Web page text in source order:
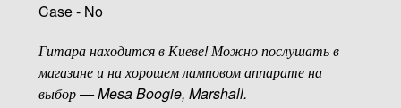
Case - No
Гитара находится в Киеве! Можно послушать в
магазине и на хорошем ламповом аппарате на
выбор — Mesa Boogie, Marshall.